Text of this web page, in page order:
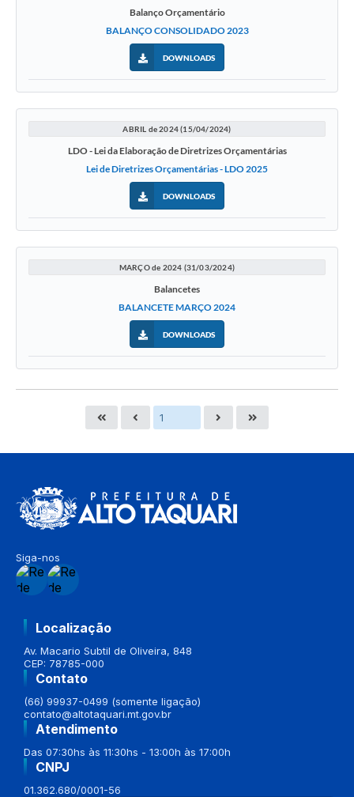
Balanço Orçamentário
BALANÇO CONSOLIDADO 2023
DOWNLOADS
ABRIL de 2024 (15/04/2024)
LDO - Lei da Elaboração de Diretrizes Orçamentárias
Lei de Diretrizes Orçamentárias - LDO 2025
DOWNLOADS
MARÇO de 2024 (31/03/2024)
Balancetes
BALANCETE MARÇO 2024
DOWNLOADS
Siga-nos
Localização
Av. Macario Subtil de Oliveira, 848
CEP: 78785-000
Contato
(66) 99937-0499 (somente ligação)
contato@altotaquari.mt.gov.br
Atendimento
Das 07:30hs às 11:30hs - 13:00h às 17:00h
CNPJ
01.362.680/0001-56